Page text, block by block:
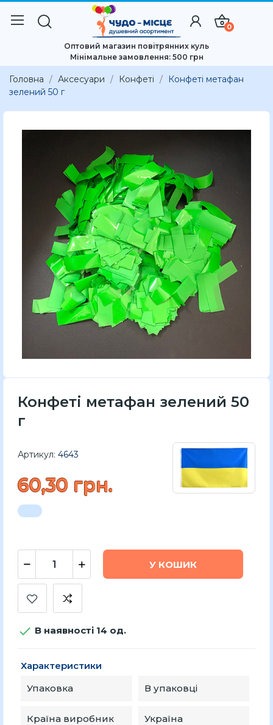
0
Оптовий магазин повітрянних куль
Мінімальне замовлення: 500 грн
Головна Аксесуари Конфеті
Конфеті метафан
зелений 50 г
Конфеті метафан зелений 50
г
Артикул: 4643
60,30 грн.
У КОШИК
 В наявності 14 од.
Характеристики
Упаковка
В упаковці
Країна виробник Україна